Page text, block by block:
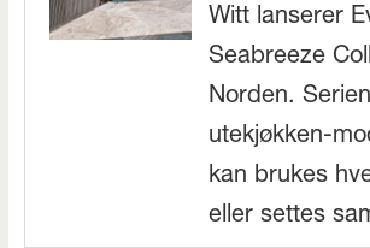
Witt lanserer
Seabreeze
Norden.
utekjøkken-
kan brukes
eller settes